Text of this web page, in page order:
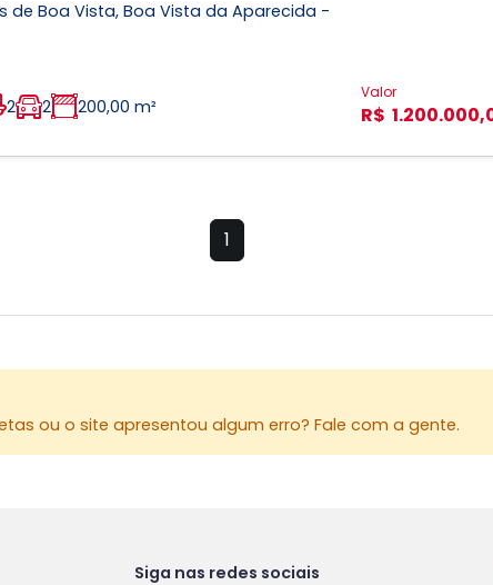
de Boa Vista, Boa Vista da Aparecida -
2 2 200,00 m²
Valor
R$
1
ou o site apresentou algum erro? Fale com a gente.
Siga nas redes sociais